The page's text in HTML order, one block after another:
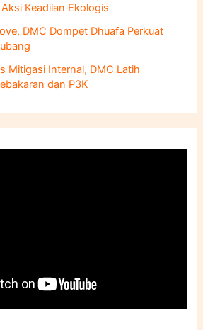
Keadilan Ekologis
DMC Dompet Dhuafa Perkuat
Mitigasi Internal, DMC Latih
dan P3K